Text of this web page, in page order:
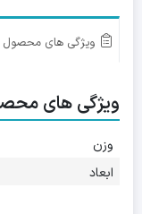
ویژگی های محصول
ویژگی های
وزن
ابعاد